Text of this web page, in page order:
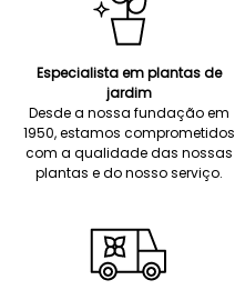
Especialista em plantas de
jardim
Desde a nossa fundação em
1950, estamos comprometidos
com a qualidade das nossas
plantas e do nosso serviço.